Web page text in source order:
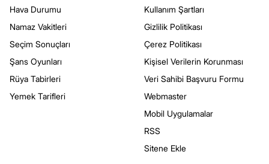
Hava Durumu
Namaz Vakitleri
Seçim Sonuçları
Şans Oyunları
Rüya Tabirleri
Yemek Tarifleri
Kullanım Şartları
Gizlilik Politikası
Çerez Politikası
Kişisel Verilerin Korunması
Veri Sahibi Başvuru Formu
Webmaster
Mobil Uygulamalar
RSS
Sitene Ekle